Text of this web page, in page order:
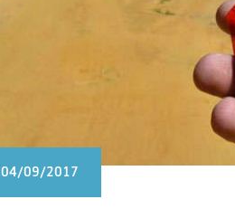
04/09/2017